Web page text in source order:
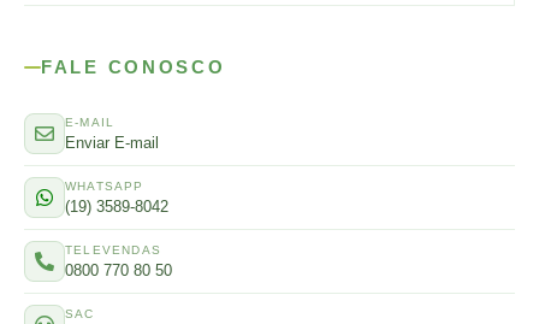
FALE CONOSCO
E-MAIL
Enviar E-mail
WHATSAPP
(19) 3589-8042
TELEVENDAS
0800 770 80 50
SAC